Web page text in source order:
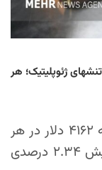
ژئوپلیتیک؛ هر
قیمت جهانی طلا با رشد ۱.۶۸ درصدی به ۴۱۶۲ دلار در هر
اونس رسید و هر اونس نقره نیز با افزایش ۲.۳۴ درصدی